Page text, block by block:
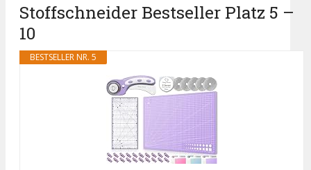
Stoffschneider Bestseller Platz 5 –
10
BESTSELLER NR. 5